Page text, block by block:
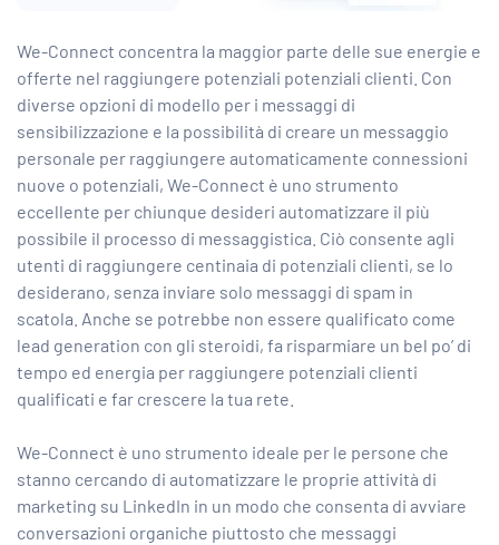
We-Connect concentra la maggior parte delle sue energie e
offerte nel raggiungere potenziali potenziali clienti. Con
diverse opzioni di modello per i messaggi di
sensibilizzazione e la possibilità di creare un messaggio
personale per raggiungere automaticamente connessioni
nuove o potenziali, We-Connect è uno strumento
eccellente per chiunque desideri automatizzare il più
possibile il processo di messaggistica. Ciò consente agli
utenti di raggiungere centinaia di potenziali clienti, se lo
desiderano, senza inviare solo messaggi di spam in
scatola. Anche se potrebbe non essere qualificato come
lead generation con gli steroidi, fa risparmiare un bel po’ di
tempo ed energia per raggiungere potenziali clienti
qualificati e far crescere la tua rete.
We-Connect è uno strumento ideale per le persone che
stanno cercando di automatizzare le proprie attività di
marketing su LinkedIn in un modo che consenta di avviare
conversazioni organiche piuttosto che messaggi